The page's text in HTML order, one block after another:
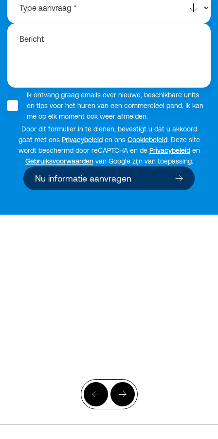
Bericht
Ik ontvang graag emails over nieuwe, beschikbare units
en tips voor het huren van een commercieel pand. Ik kan
me op elk moment ook weer afmelden.
Door dit formulier in te dienen, bevestigt u dat u akkoord
gaat met ons Privacybeleiden ons Cookiebeleid. Deze site
wordt beschermd door reCAPTCHA en de Privacybeleiden
Gebruiksvoorwaardenvan Google zijn van toepassing.
Nu informatie aanvragen